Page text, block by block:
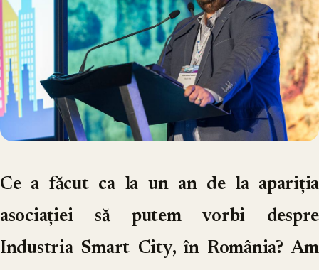
Ce a făcut ca la un an de la apariția
asociației să putem vorbi despre
Industria Smart City, în România? Am